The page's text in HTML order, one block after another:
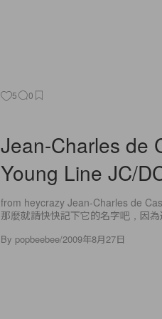
5 0
Jean-Charles de
Young Line JC/
from heycrazy Jean-Charles de
那麼就請快快記下它的名字吧，因
By popbeebee/2009年8月27日